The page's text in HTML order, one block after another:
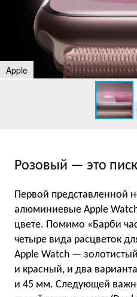
Apple
Розовый — это
Первой представленной
алюминиевые Apple
цвете. Помимо «Барби
четыре вида расцветок
Apple Watch —
и красный, и два
и 45 мм. Следующей